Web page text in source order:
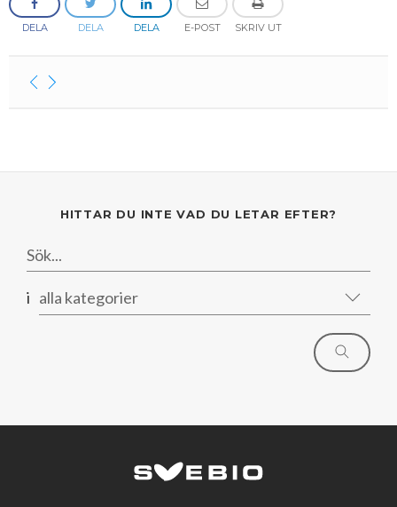
Mars
Mars
Januari
DELA DELA DELA E-POST SKRIV UT
HITTAR DU INTE VAD DU LETAR EFTER?
i alla kategorier